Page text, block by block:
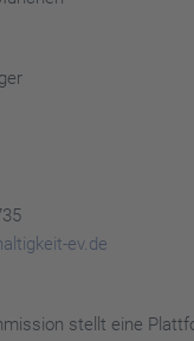
ev.de
stellt eine